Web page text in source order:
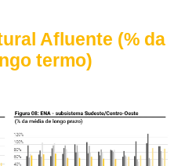
Afluente (% da
termo)